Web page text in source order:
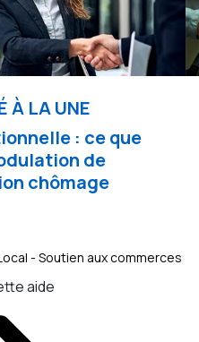
À LA UNE
: ce que
de
chômage
- Soutien aux commerces
aide